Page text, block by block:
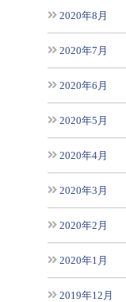
2020年8月
2020年7月
2020年6月
2020年5月
2020年4月
2020年3月
2020年2月
2020年1月
2019年12月